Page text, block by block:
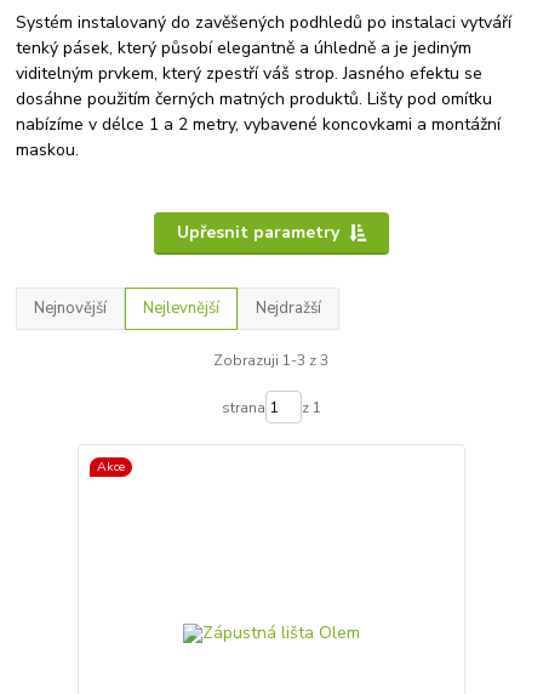
Systém instalovaný do zavěšených podhledů po instalaci vytváří
tenký pásek, který působí elegantně a úhledně a je jediným
viditelným prvkem, který zpestří váš strop. Jasného efektu se
dosáhne použitím černých matných produktů. Lišty pod omítku
nabízíme v délce 1 a 2 metry, vybavené koncovkami a montážní
maskou.
Upřesnit parametry
Nejnovější Nejlevnější Nejdražší
Zobrazuji 1-3 z 3
strana z 1
Akce